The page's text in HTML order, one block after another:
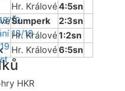
19
18/19
Hr. Králové4:5sn
Šumperk
2:3sn
Hr. Králové1:2sn
Hr. Králové6:5sn
HKR